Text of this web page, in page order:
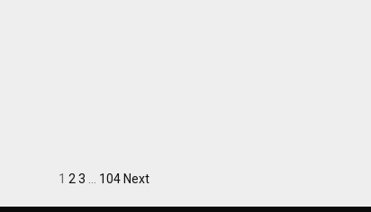
Yazı
1 2 3 104 Next